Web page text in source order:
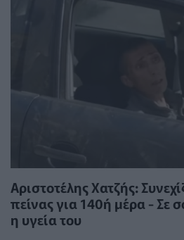
Αριστοτέλης Χατζής:
πείνας για 140ή μέρα - Σε
η υγεία του